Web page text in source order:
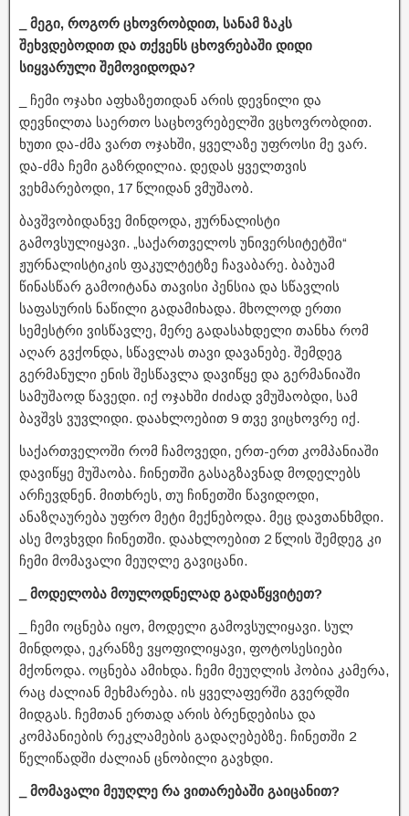
_ მეგი, როგორ ცხოვრობდით, სანამ ზაკს
შეხვდებოდით და თქვენს ცხოვრებაში დიდი
სიყვარული შემოვიდოდა?
_ ჩემი ოჯახი აფხაზეთიდან არის დევნილი და
დევნილთა საერთო საცხოვრებელში ვცხოვრობდით.
ხუთი და-ძმა ვართ ოჯახში, ყველაზე უფროსი მე ვარ.
და-ძმა ჩემი გაზრდილია. დედას ყველთვის
ვეხმარებოდი, 17 წლიდან ვმუშაობ.
ბავშვობიდანვე მინდოდა, ჟურნალისტი
გამოვსულიყავი. „საქართველოს უნივერსიტეტში“
ჟურნალისტიკის ფაკულტეტზე ჩავაბარე. ბაბუამ
წინასწარ გამოიტანა თავისი პენსია და სწავლის
საფასურის ნაწილი გადამიხადა. მხოლოდ ერთი
სემესტრი ვისწავლე, მერე გადასახდელი თანხა რომ
აღარ გვქონდა, სწავლას თავი დავანებე. შემდეგ
გერმანული ენის შესწავლა დავიწყე და გერმანიაში
სამუშაოდ წავედი. იქ ოჯახში ძიძად ვმუშაობდი, სამ
ბავშვს ვუვლიდი. დაახლოებით 9 თვე ვიცხოვრე იქ.
საქართველოში რომ ჩამოვედი, ერთ-ერთ კომპანიაში
დავიწყე მუშაობა. ჩინეთში გასაგზავნად მოდელებს
არჩევდნენ. მითხრეს, თუ ჩინეთში წავიდოდი,
ანაზღაურება უფრო მეტი მექნებოდა. მეც დავთანხმდი.
ასე მოვხვდი ჩინეთში. დაახლოებით 2 წლის შემდეგ კი
ჩემი მომავალი მეუღლე გავიცანი.
_ მოდელობა მოულოდნელად გადაწყვიტეთ?
_ ჩემი ოცნება იყო, მოდელი გამოვსულიყავი. სულ
მინდოდა, ეკრანზე ვყოფილიყავი, ფოტოსესიები
მქონოდა. ოცნება ამიხდა. ჩემი მეუღლის ჰობია კამერა,
რაც ძალიან მეხმარება. ის ყველაფერში გვერდში
მიდგას. ჩემთან ერთად არის ბრენდებისა და
კომპანიების რეკლამების გადაღებებზე. ჩინეთში 2
წელიწადში ძალიან ცნობილი გავხდი.
_ მომავალი მეუღლე რა ვითარებაში გაიცანით?